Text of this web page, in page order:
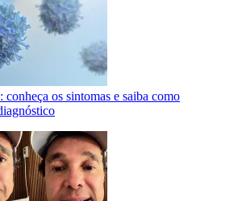
conheça os sintomas e saiba como